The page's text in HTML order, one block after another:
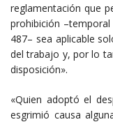
reglamentación que
prohibición
487– sea aplicable
del trabajo y, por lo
disposición».
«Quien adoptó el
esgrimió causa